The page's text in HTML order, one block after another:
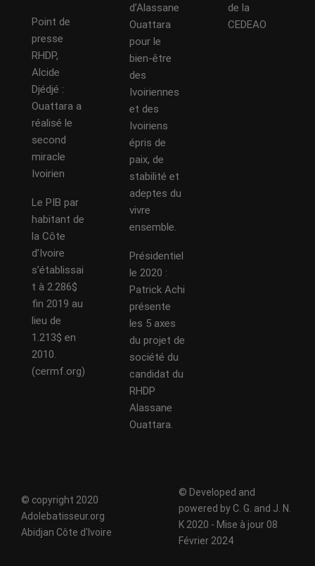
Point de
presse
RHDP,
Alcide
Djédjé :
Ouattara a
réalisé le
second
miracle
Ivoirien
Le PIB par
habitant de
la Côte
d’Ivoire
s’établissai
t à 2.286$
fin 2019 au
lieu de
1.213$ en
2010.
(cermf.org)
d’Alassane
Ouattara
pour le
bien-être
des
Ivoiriennes
et des
Ivoiriens
épris de
paix, de
stabilité et
adeptes du
vivre
ensemble.
Présidentiel
le 2020 :
Patrick Achi
présente
les 5 axes
du projet de
société du
candidat du
RHDP
Alassane
Ouattara.
de la
CEDEAO
© copyright 2020
Adolebatisseur.org
Abidjan Côte d'Ivoire
© Developed and
powered by C. G. and J. N.
K 2020 - Mise à jour 08
Février 2024